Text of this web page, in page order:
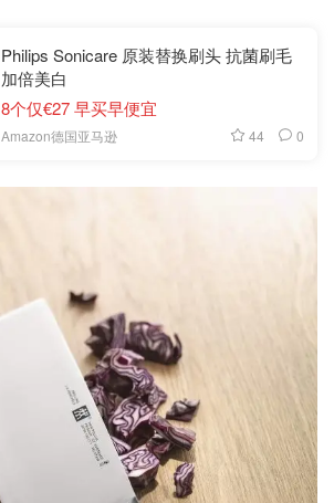
Philips Sonicare 原装替换刷头 抗菌刷毛
加倍美白
8个仅€27 早买早便宜
Amazon德国亚马逊 44 0